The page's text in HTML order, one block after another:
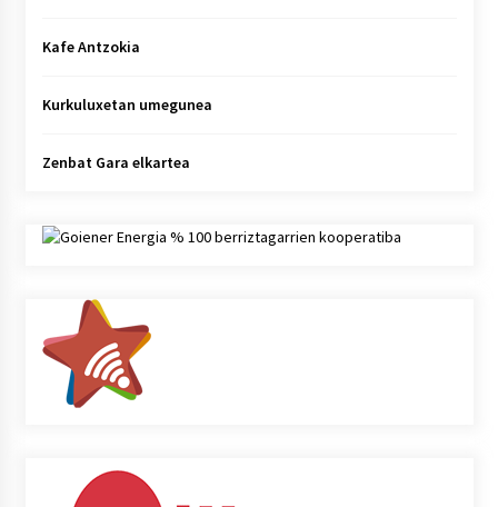
Kafe Antzokia
Kurkuluxetan umegunea
Zenbat Gara elkartea